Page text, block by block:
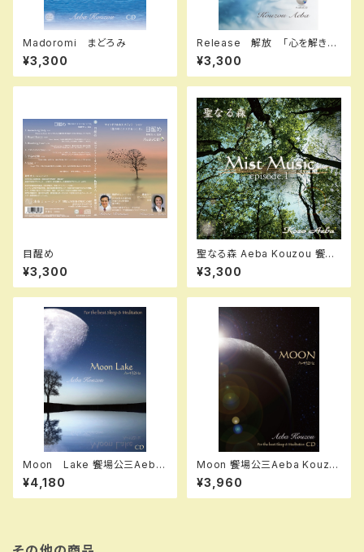
Madoromi まどろみ
¥3,300
Release 解放 「心を解き放
つ」
¥3,300
目醒め
¥3,300
聖なる森 Aeba Kouzou 饗場
公三
¥3,300
Moon Lake 饗場公三Aeba
Kouzou
¥4,180
Moon 饗場公三Aeba Kouzo
u
¥3,960